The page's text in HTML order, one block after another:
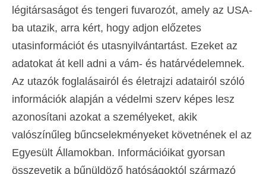
légitársaságot és tengeri fuvarozót, amely az USA-
ba utazik, arra kért, hogy adjon előzetes
utasinformációt és utasnyilvántartást. Ezeket az
adatokat át kell adni a vám- és határvédelemnek.
Az utazók foglalásairól és életrajzi adatairól szóló
információk alapján a védelmi szerv képes lesz
azonosítani azokat a személyeket, akik
valószínűleg bűncselekményeket követnének el az
Egyesült Államokban. Információikat gyorsan
összevetik a bűnüldöző hatóságoktól származó